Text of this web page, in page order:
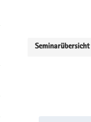
Seminarübersicht